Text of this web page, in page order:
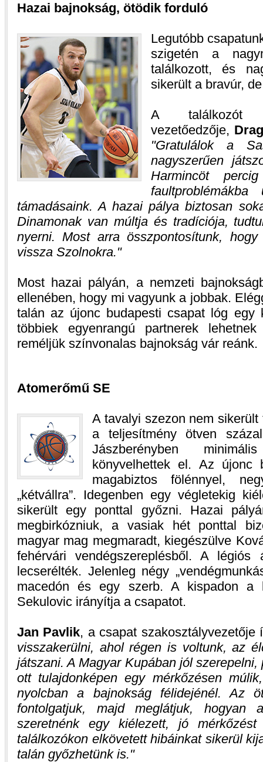
Hazai bajnokság, ötödik forduló
Legutóbb
szigetén a
találkozott, és
sikerült a bravúr,
A találkozót
vezetőedzője,
Gratulálok a
nagyszerűen
Harmincöt
támadásaink. A hazai pálya biztosan
Dinamonak van múltja és tradíciója,
nyerni. Most arra összpontosítunk,
vissza Szolnokra.
Most hazai pályán, a nemzeti
ellenében, hogy mi vagyunk a jobbak.
talán az újonc budapesti csapat lóg
többiek egyenrangú partnerek
reméljük színvonalas bajnokság vár reánk.
Atomerőmű SE
A tavalyi szezon nem
a teljesítmény ötven
Jászberényben
könyvelhettek el. Az újonc
magabiztos fölénnyel,
„kétvállra”. Idegenben egy végletekig
sikerült egy ponttal győzni. Hazai
megbirkózniuk, a vasiak hét ponttal
magyar mag megmaradt, kiegészülve
fehérvári vendégszereplésből. A légiós
lecserélték. Jelenleg négy
macedón és egy szerb. A kispadon a
Sekulovic irányítja a csapatot.
Jan Pavlik, a csapat
visszakerülni, ahol régen is voltunk, az
játszani. A Magyar Kupában jól
ott tulajdonképen egy mérkőzésen
nyolcban a bajnokság félidejénél. Az
fontolgatjuk, majd meglátjuk, hogyan
szeretnénk egy kiélezett, jó
találkozókon elkövetett hibáinkat sikerül
talán győzhetünk is.